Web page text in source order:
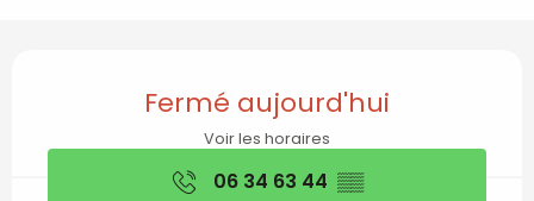
Ouverture et
Fermé aujourd'hui
Voir les horaires
06 34 63 44 ▒▒